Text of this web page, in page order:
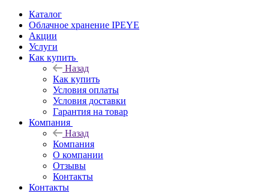
Каталог
Облачное хранение IPEYE
Акции
Услуги
Как купить
Назад
Как купить
Условия оплаты
Условия доставки
Гарантия на товар
Компания
Назад
Компания
О компании
Отзывы
Контакты
Контакты